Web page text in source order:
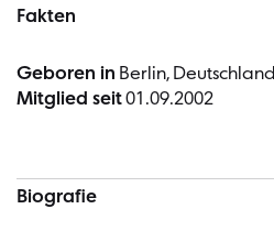
Fakten
Geboren in Berlin, Deutschland
Mitglied seit01.09.2002
Biografie